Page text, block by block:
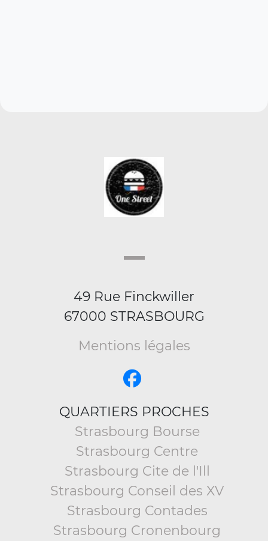
49 Rue Finckwiller
67000 STRASBOURG
Mentions légales
QUARTIERS PROCHES
Strasbourg Bourse
Strasbourg Centre
Strasbourg Cite de l'Ill
Strasbourg Conseil des XV
Strasbourg Contades
Strasbourg Cronenbourg